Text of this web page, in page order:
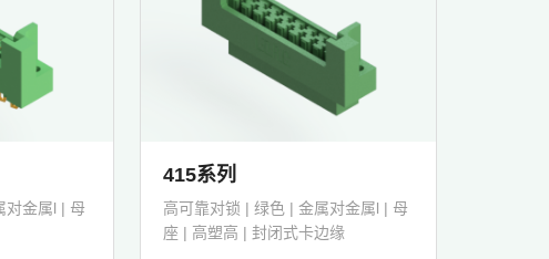
对金属l | 母
415系列
高可靠对锁 | 绿色 | 金属对金属l | 母
座 | 高塑高 | 封闭式卡边缘